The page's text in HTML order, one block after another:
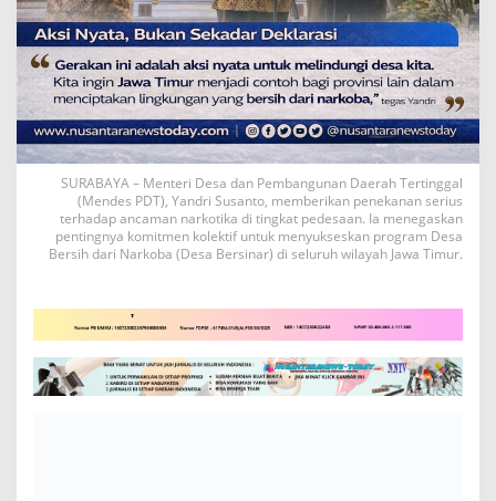
SURABAYA – Menteri Desa dan Pembangunan Daerah Tertinggal
(Mendes PDT), Yandri Susanto, memberikan penekanan serius
terhadap ancaman narkotika di tingkat pedesaan. Ia menegaskan
pentingnya komitmen kolektif untuk menyukseskan program Desa
Bersih dari Narkoba (Desa Bersinar) di seluruh wilayah Jawa Timur.